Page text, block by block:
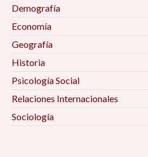
Demografía
Economía
Geografía
Historia
Psicología Social
Relaciones Internacionales
Sociología